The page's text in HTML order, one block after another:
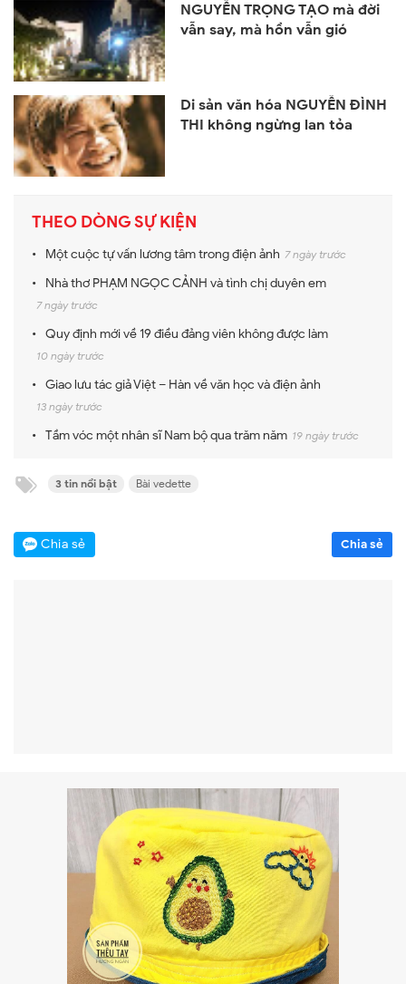
NGUYỄN TRỌNG TẠO mà đời
vẫn say, mà hồn vẫn gió
Di sản văn hóa NGUYỄN ĐÌNH
THI không ngừng lan tỏa
THEO DÒNG SỰ KIỆN
Một cuộc tự vấn lương tâm trong điện ảnh 7 ngày trước
Nhà thơ PHẠM NGỌC CẢNH và tình chị duyên em
7 ngày trước
Quy định mới về 19 điều đảng viên không được làm
10 ngày trước
Giao lưu tác giả Việt – Hàn về văn học và điện ảnh
13 ngày trước
Tầm vóc một nhân sĩ Nam bộ qua trăm năm 19 ngày trước
3 tin nổi bật Bài vedette
Chia sẻ Chia sẻ